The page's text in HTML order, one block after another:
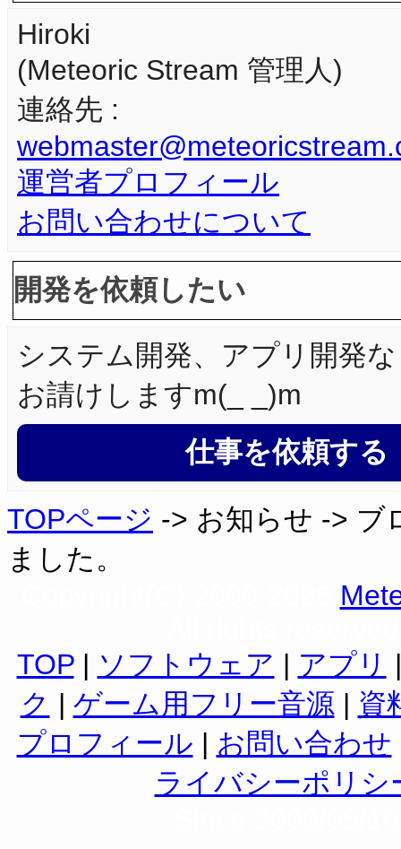
Hiroki
(Meteoric Stream 管理人)
連絡先 :
運営者プロフィール
お問い合わせについて
開発を依頼したい
システム開発、アプリ開発
お請けしますm(_ _)m
仕事を依頼する
TOPページ -> お知らせ -> ブ
ました。
TOP| ソフトウェア | アプリ
ク | ゲーム用フリー音源 | 資
プロフィール | お問い合わせ
ライバシーポリシ